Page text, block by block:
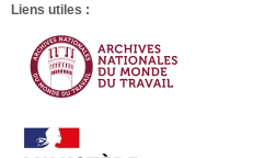
Liens utiles :